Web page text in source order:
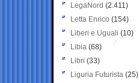
LegaNord (2.411)
Letta Enrico (154)
Liberi e Uguali (10)
Libia (68)
Libri (33)
Liguria Futurista (25)